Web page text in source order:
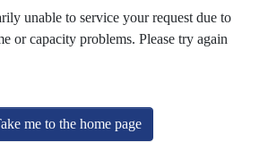
unable to service your request due to
or capacity problems. Please try again
me to the home page